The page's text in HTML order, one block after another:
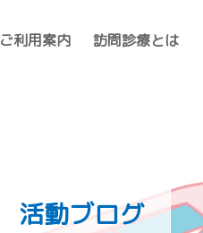
ご利用案内 訪問診療とは
活動ブログ